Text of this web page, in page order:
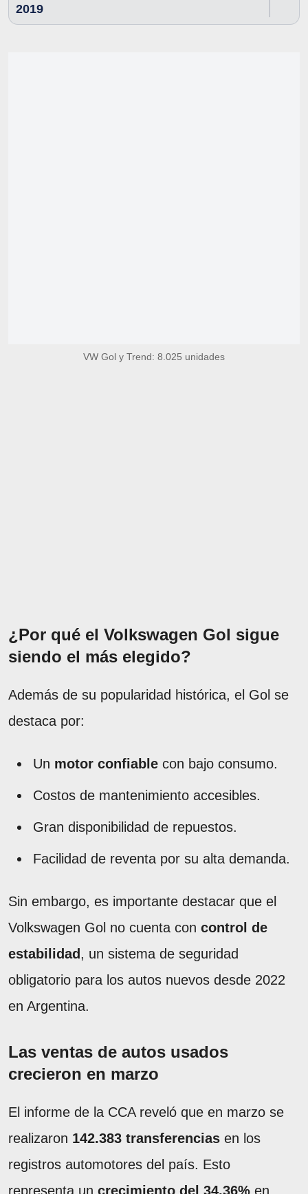
2019
VW Gol y Trend: 8.025 unidades
¿Por qué el Volkswagen Gol sigue
siendo el más elegido?
Además de su popularidad histórica, el Gol se
destaca por:
Un motor confiable con bajo consumo.
Costos de mantenimiento accesibles.
Gran disponibilidad de repuestos.
Facilidad de reventa por su alta demanda.
Sin embargo, es importante destacar que el
Volkswagen Gol no cuenta con control de
estabilidad , un sistema de seguridad
obligatorio para los autos nuevos desde 2022
en Argentina.
Las ventas de autos usados
crecieron en marzo
El informe de la CCA reveló que en marzo se
realizaron 142.383 transferencias en los
registros automotores del país. Esto
representa un crecimiento del 34,36% en